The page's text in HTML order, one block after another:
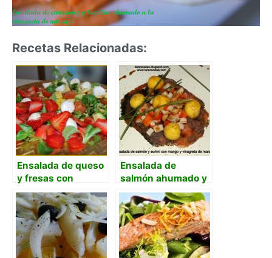
Recetas Relacionadas:
Ensalada de queso
y fresas con
vinagreta de miel
Ensalada de
salmón ahumado y
surimi con mango y
vinagreta de
maracuyá.